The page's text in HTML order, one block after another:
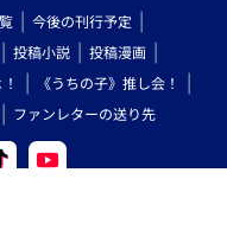
今後の刊行予定
投稿小説
投稿漫画
《うちの子》推し会！
ファンレターの送り先